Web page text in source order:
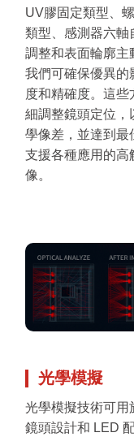
UV膠固定類型、
類型、感測器六軸
調整和表面輪廓主
我們可確保優異的
度和精確度。這些
細調整鏡頭定位，
學像差，並達到最
支援各種應用的高
像。
光學模擬
光學模擬技術可用
鏡頭設計和 LED